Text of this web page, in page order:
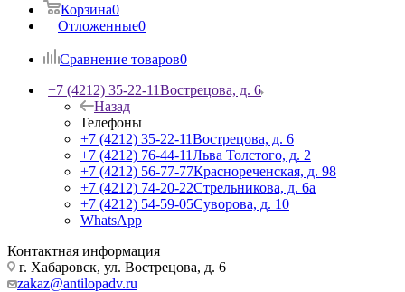
Корзина0
Отложенные0
Сравнение товаров0
+7 (4212) 35-22-11Вострецова, д. 6
Назад
Телефоны
+7 (4212) 35-22-11Вострецова, д. 6
+7 (4212) 76-44-11Льва Толстого, д. 2
+7 (4212) 56-77-77Краснореченская, д. 98
+7 (4212) 74-20-22Стрельникова, д. 6а
+7 (4212) 54-59-05Суворова, д. 10
WhatsApp
Контактная информация
г. Хабаровск, ул. Вострецова, д. 6
zakaz@antilopadv.ru